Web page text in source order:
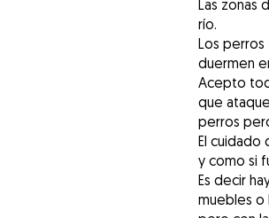
Las zonas
río.
Los perros
duermen
Acepto
que
perros
El
y como si
Es decir
muebles o